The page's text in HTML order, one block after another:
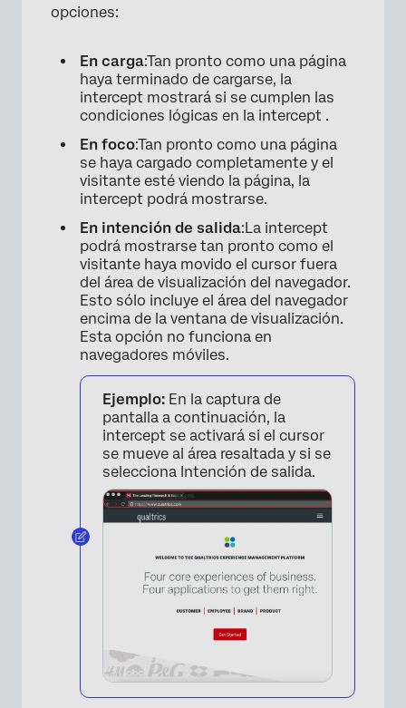
×
opciones:
En carga:Tan pronto como una página
haya terminado de cargarse, la
intercept mostrará si se cumplen las
condiciones lógicas en la intercept .
En foco:Tan pronto como una página
se haya cargado completamente y el
visitante esté viendo la página, la
intercept podrá mostrarse.
En intención de salida:La intercept
podrá mostrarse tan pronto como el
visitante haya movido el cursor fuera
del área de visualización del navegador.
Esto sólo incluye el área del navegador
encima de la ventana de visualización.
Esta opción no funciona en
navegadores móviles.
Ejemplo: En la captura de
pantalla a continuación, la
intercept se activará si el cursor
se mueve al área resaltada y si se
selecciona Intención de salida.